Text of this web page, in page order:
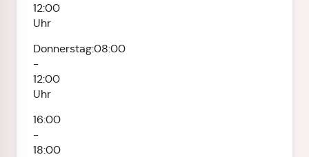
12:00
Uhr
Donnerstag:08:00
-
12:00
Uhr
16:00
-
18:00